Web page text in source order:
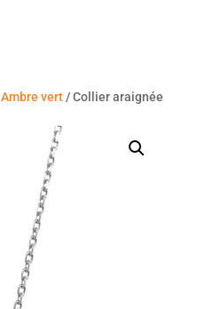
Ambre vert/ Collier araignée